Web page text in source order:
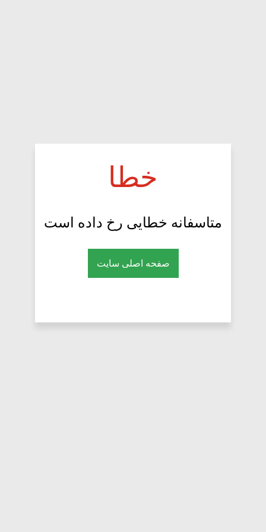
خطا
متاسفانه خطایی رخ داده است
صفحه اصلی سایت